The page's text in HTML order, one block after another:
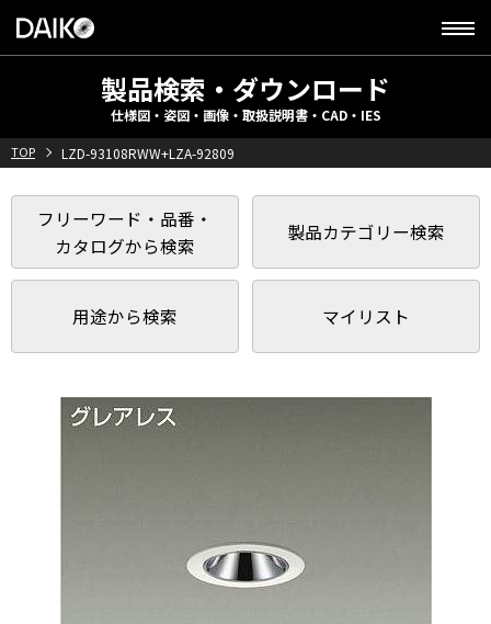
製品検索・ダウンロード
仕様図・姿図・画像・取扱説明書・CAD・IES
TOP LZD-93108RWW+LZA-92809
フリーワード・品番・
カタログから検索
製品カテゴリー検索
用途から検索 マイリスト